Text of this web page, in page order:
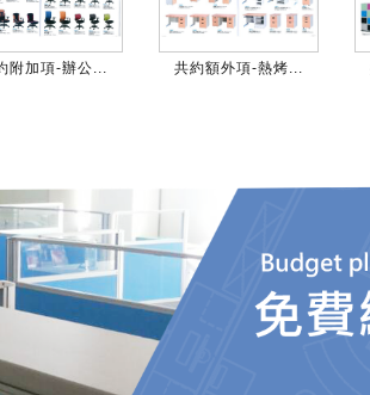
附加項-辦公... 共約額外項-熱烤...